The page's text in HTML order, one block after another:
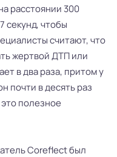
расстоянии 300
секунд, чтобы
считают, что
жертвой ДТП или
в два раза, притом у
почти в десять раз
полезное
Coreflect был